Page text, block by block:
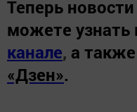
Теперь
можете
канале, а
«Дзен».